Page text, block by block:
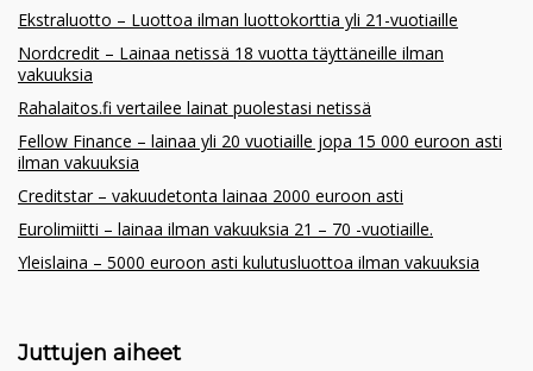
Ekstraluotto – Luottoa ilman luottokorttia yli 21-vuotiaille
Nordcredit – Lainaa netissä 18 vuotta täyttäneille ilman
vakuuksia
Rahalaitos.fi vertailee lainat puolestasi netissä
Fellow Finance – lainaa yli 20 vuotiaille jopa 15 000 euroon asti
ilman vakuuksia
Creditstar – vakuudetonta lainaa 2000 euroon asti
Eurolimiitti – lainaa ilman vakuuksia 21 – 70 -vuotiaille.
Yleislaina – 5000 euroon asti kulutusluottoa ilman vakuuksia
Juttujen aiheet